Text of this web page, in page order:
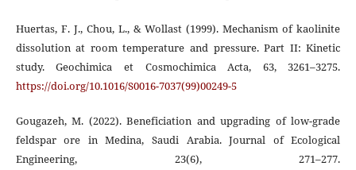
Huertas, F. J., Chou, L., & Wollast (1999). Mechanism of kaolinite
dissolution at room temperature and pressure. Part II: Kinetic
study. Geochimica et Cosmochimica Acta, 63, 3261–3275.
https://doi.org/10.1016/S0016-7037(99)00249-5
Gougazeh, M. (2022). Beneficiation and upgrading of low-grade
feldspar ore in Medina, Saudi Arabia. Journal of Ecological
Engineering, 23(6), 271–277.